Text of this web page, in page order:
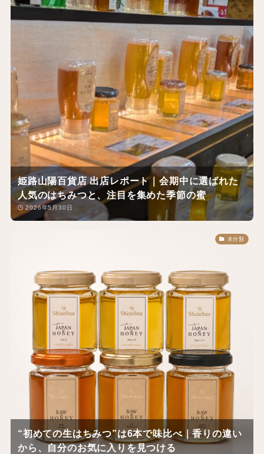
姫路山陽百貨店 出店レポート｜会期中に選ばれた
人気のはちみつと、注目を集めた季節の蜜
2026年5月30日
未分類
“初めての生はちみつ”は6本で味比べ｜香りの違い
から、自分のお気に入りを見つける